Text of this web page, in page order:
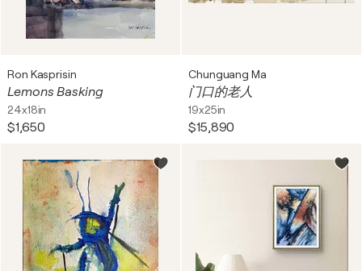
Ron Kasprisin
Lemons Basking
24x18in
$1,650
Chunguang Ma
门口的老人
19x25in
$15,890